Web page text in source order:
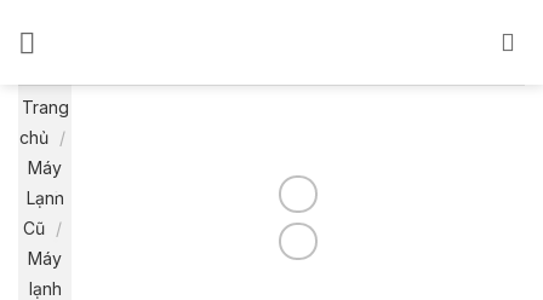
dungTrang
chủ /
Máy
Lạnh
Cũ /
Máy
lạnh